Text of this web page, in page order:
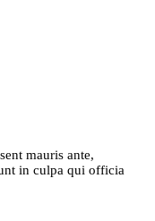
mauris ante,
in culpa qui officia